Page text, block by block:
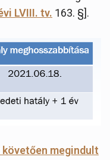
LVIII. tv. 163. §].
megindult